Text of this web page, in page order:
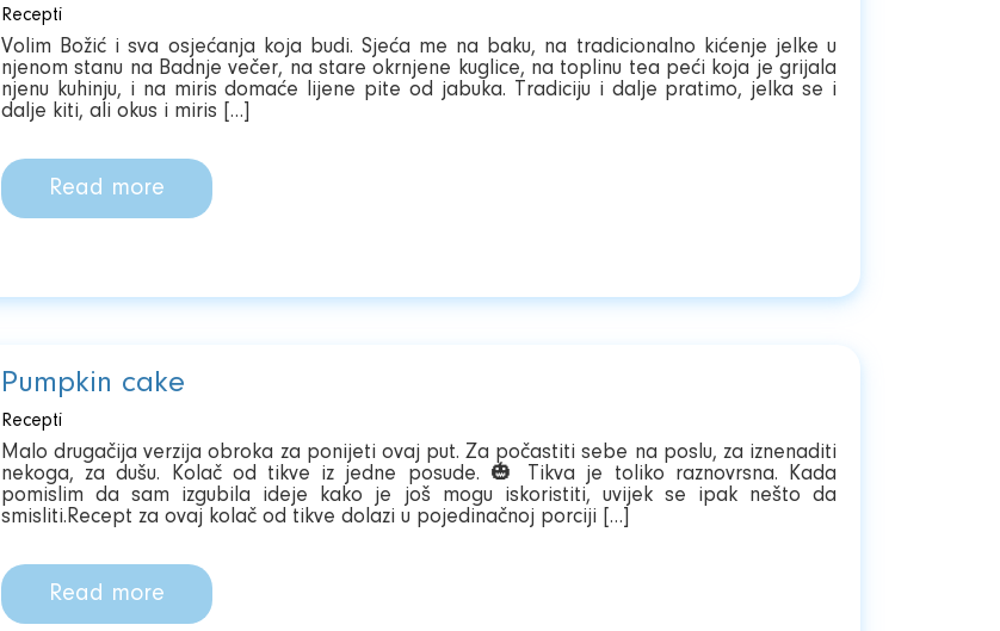
Recepti
Volim Božić i sva osjećanja koja budi. Sjeća me na baku, na tradicionalno kićenje jelke u
njenom stanu na Badnje večer, na stare okrnjene kuglice, na toplinu tea peći koja je grijala
njenu kuhinju, i na miris domaće lijene pite od jabuka. Tradiciju i dalje pratimo, jelka se i
dalje kiti, ali okus i miris […]
Read more
Pumpkin cake
Recepti
Malo drugačija verzija obroka za ponijeti ovaj put. Za počastiti sebe na poslu, za iznenaditi
nekoga, za dušu. Kolač od tikve iz jedne posude. 🎃 Tikva je toliko raznovrsna. Kada
pomislim da sam izgubila ideje kako je još mogu iskoristiti, uvijek se ipak nešto da
smisliti.Recept za ovaj kolač od tikve dolazi u pojedinačnoj porciji […]
Read more